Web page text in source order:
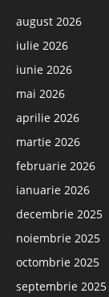
august 2026
iulie 2026
iunie 2026
mai 2026
aprilie 2026
martie 2026
februarie 2026
ianuarie 2026
decembrie 2025
noiembrie 2025
octombrie 2025
septembrie 2025